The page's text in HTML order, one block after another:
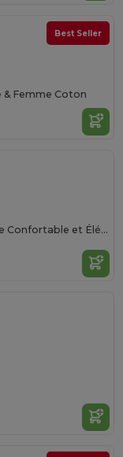
Best Seller
& Femme Coton
Sweatshirt Coupe Droite Confortable et Élégant